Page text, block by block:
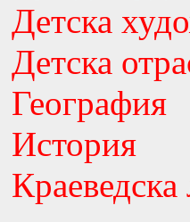
Детска
Детска
География
История
Краеведска